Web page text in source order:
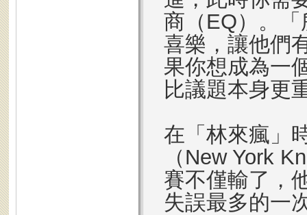
商（EQ）。
喜樂，讓他們
果你想成為一
比議題本身更
在「林來瘋」
（New York
賽不僅輸了，
失誤最多的一